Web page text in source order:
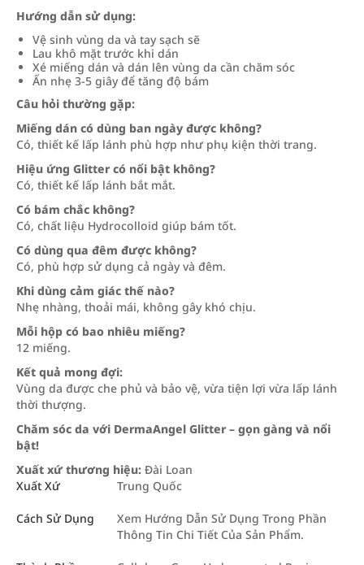
Hướng dẫn sử dụng:
Vệ sinh vùng da và tay sạch sẽ
Lau khô mặt trước khi dán
Xé miếng dán và dán lên vùng da cần chăm sóc
Ấn nhẹ 3-5 giây để tăng độ bám
Câu hỏi thường gặp:
Miếng dán có dùng ban ngày được không?
Có, thiết kế lấp lánh phù hợp như phụ kiện thời trang.
Hiệu ứng Glitter có nổi bật không?
Có, thiết kế lấp lánh bắt mắt.
Có bám chắc không?
Có, chất liệu Hydrocolloid giúp bám tốt.
Có dùng qua đêm được không?
Có, phù hợp sử dụng cả ngày và đêm.
Khi dùng cảm giác thế nào?
Nhẹ nhàng, thoải mái, không gây khó chịu.
Mỗi hộp có bao nhiêu miếng?
12 miếng.
Kết quả mong đợi:
Vùng da được che phủ và bảo vệ, vừa tiện lợi vừa lấp lánh
thời thượng.
Chăm sóc da với DermaAngel Glitter – gọn gàng và nổi
bật!
Xuất xứ thương hiệu: Đài Loan
Xuất Xứ
Trung Quốc
Cách Sử Dụng
Xem Hướng Dẫn Sử Dụng Trong Phần
Thông Tin Chi Tiết Của Sản Phẩm.